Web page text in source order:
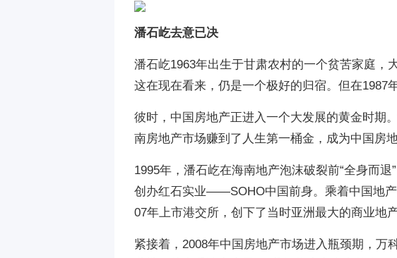
潘石屹去意已决
潘石屹1963年出生于甘肃农村的一个贫苦家庭，
这在现在看来，仍是一个极好的归宿。但在1987
彼时，中国房地产正进入一个大发展的黄金时期
南房地产市场赚到了人生第一桶金，成为中国房
1995年，潘石屹在海南地产泡沫破裂前“全身而
创办红石实业——SOHO中国前身。乘着中国地
07年上市港交所，创下了当时亚洲最大的商业地产
紧接着，2008年中国房地产市场进入瓶颈期，万